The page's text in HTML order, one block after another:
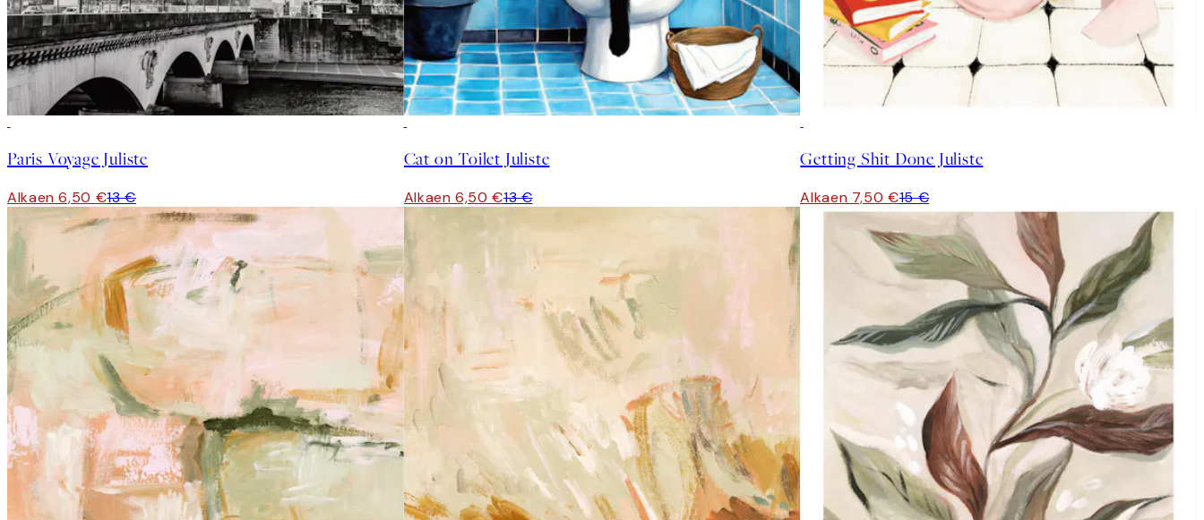
Paris Voyage Juliste
Alkaen 6,50 €13 €
Cat on Toilet Juliste
Alkaen 6,50 €13 €
Getting Shit Done Juliste
Alkaen 7,50 €15 €